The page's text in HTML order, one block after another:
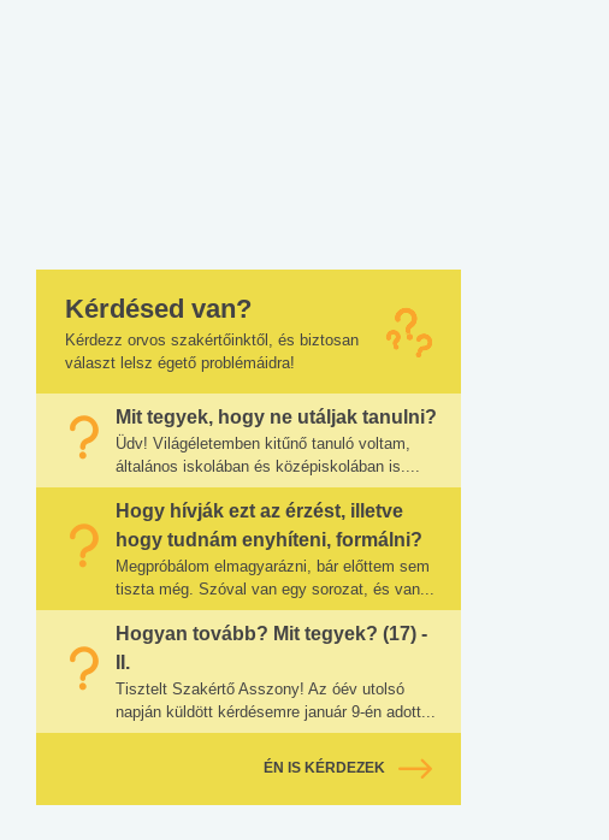
Kérdésed van?
Kérdezz orvos szakértőinktől, és biztosan
választ lelsz égető problémáidra!
Mit tegyek, hogy ne utáljak tanulni?
Üdv! Világéletemben kitűnő tanuló voltam,
általános iskolában és középiskolában is....
Hogy hívják ezt az érzést, illetve
hogy tudnám enyhíteni, formálni?
Megpróbálom elmagyarázni, bár előttem sem
tiszta még. Szóval van egy sorozat, és van...
Hogyan tovább? Mit tegyek? (17) -
II.
Tisztelt Szakértő Asszony! Az óév utolsó
napján küldött kérdésemre január 9-én adott...
ÉN IS KÉRDEZEK